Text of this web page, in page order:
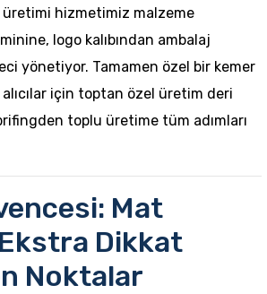
üretimi hizmetimiz malzeme
logo kalıbından ambalaj
yönetiyor. Tamamen özel bir kemer
için toptan özel üretim deri
toplu üretime tüm adımları
Mat
Dikkat
Noktalar